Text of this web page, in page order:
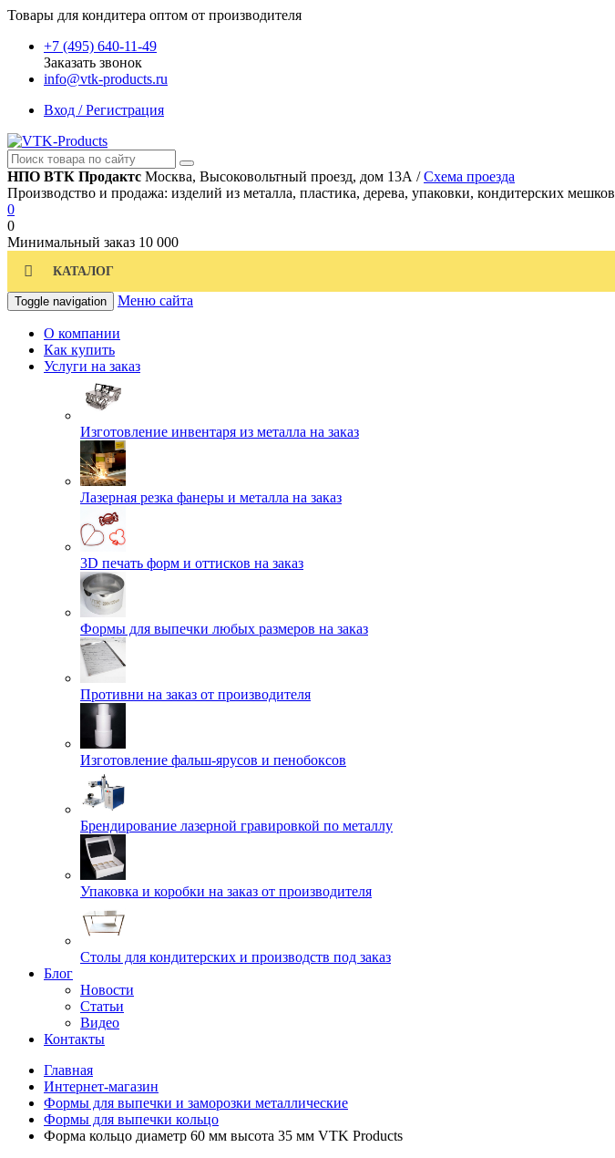
Товары для кондитера оптом от производителя
+7 (495) 640-11-49
Заказать звонок
info@vtk-products.ru
Вход / Регистрация
НПО ВТК Продактс Москва, Высоковольтный проезд, дом 13А /Схема проезда
Производство и продажа: изделий из металла, пластика, дерева, упаковки, кондитерских мешков
0
0
Минимальный заказ 10 000
КАТАЛОГ
Toggle navigation Меню сайта
О компании
Как купить
Услуги на заказ
Изготовление инвентаря из металла на заказ
Лазерная резка фанеры и металла на заказ
3D печать форм и оттисков на заказ
Формы для выпечки любых размеров на заказ
Противни на заказ от производителя
Изготовление фальш-ярусов и пенобоксов
Брендирование лазерной гравировкой по металлу
Упаковка и коробки на заказ от производителя
Cтолы для кондитерских и производств под заказ
Блог
Новости
Статьи
Видео
Контакты
Главная
Интернет-магазин
Формы для выпечки и заморозки металлические
Формы для выпечки кольцо
Форма кольцо диаметр 60 мм высота 35 мм VTK Products